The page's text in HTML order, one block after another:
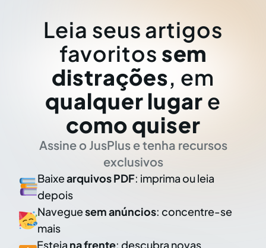
Leia seus artigos
favoritos sem
distrações, em
qualquer lugar e
como quiser
Assine o JusPlus e tenha recursos
exclusivos
Baixearquivos PDF: imprima ou leia
depois
Naveguesem anúncios: concentre-se
mais
Esteja na frente: descubra novas